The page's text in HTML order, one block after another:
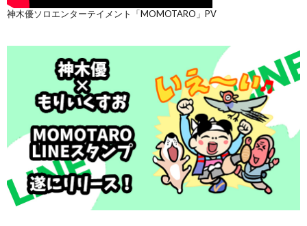
神木優ソロエンターテイメント「MOMOTARO」PV